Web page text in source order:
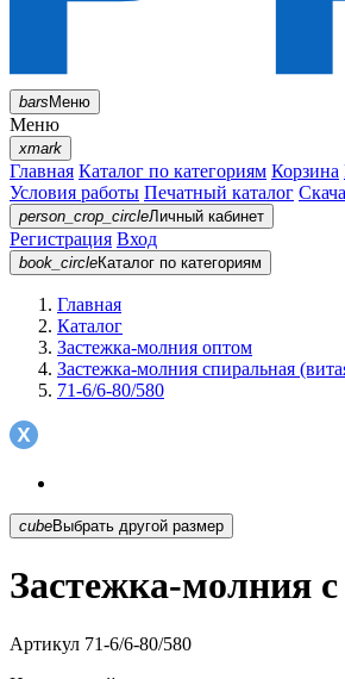
barsМеню
Меню
xmark
Главная Каталог по категориям Корзина
Условия работы Печатный каталог
person_crop_circleЛичный кабинет
Регистрация Вход
book_circleКаталог по категориям
Главная
Каталог
Застежка-молния оптом
Застежка-молния спиральная
71-6/6-80/580
cubeВыбрать другой размер
Застежка-молния
Артикул 71-6/6-80/580